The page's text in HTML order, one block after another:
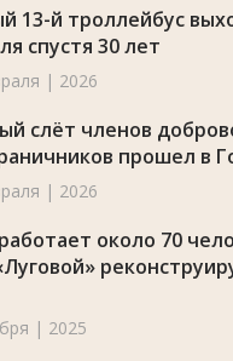
13-й троллейбус
спустя 30 лет
| 2026
слёт членов
прошел в
| 2026
около 70
| 2025